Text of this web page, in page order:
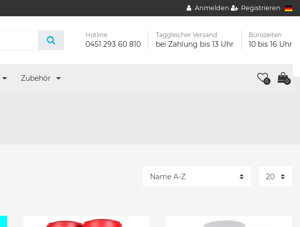
Anmelden Registrieren
Hotline
0451 293 60 810
Taggleicher Versand
bei Zahlung bis 13 Uhr
Bürozeiten
10 bis 16 Uhr
Zubehör 0 0